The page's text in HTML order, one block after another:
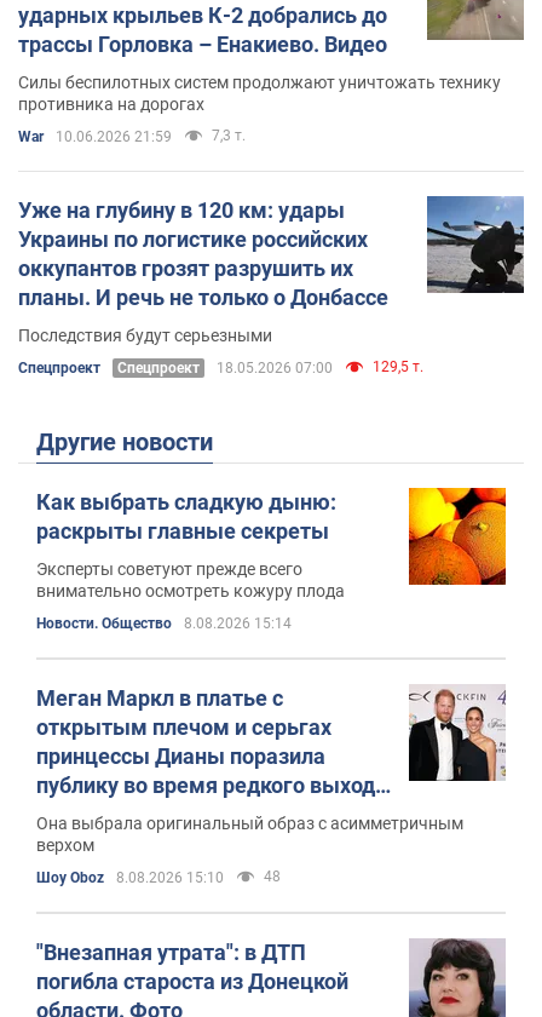
ударных крыльев К-2 добрались до
трассы Горловка – Енакиево. Видео
Силы беспилотных систем продолжают уничтожать технику
противника на дорогах
War 10.06.2026 21:59 7,3 т.
Уже на глубину в 120 км: удары
Украины по логистике российских
оккупантов грозят разрушить их
планы. И речь не только о Донбассе
Последствия будут серьезными
Спецпроект Спецпроект 18.05.2026 07:00 129,5 т.
Другие новости
Как выбрать сладкую дыню:
раскрыты главные секреты
Эксперты советуют прежде всего
внимательно осмотреть кожуру плода
Новости. Общество 8.08.2026 15:14
Меган Маркл в платье с
открытым плечом и серьгах
принцессы Дианы поразила
публику во время редкого выхода
в свет с принцем Гарри
Она выбрала оригинальный образ с асимметричным
верхом
Шоу Oboz 8.08.2026 15:10 48
"Внезапная утрата": в ДТП
погибла староста из Донецкой
области. Фото